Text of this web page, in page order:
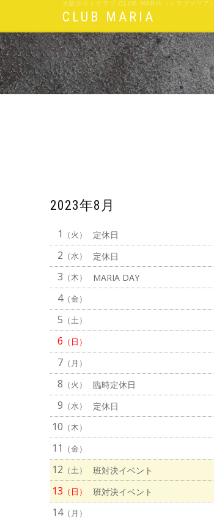
大阪ホストクラブ CLUB MARIA（クラブマリア）
CLUB MARIA
2023年8月
1 （火） 定休日
2 （水） 定休日
3 （木） MARIA DAY
4（金）
5 （土）
6 （日）
7 （月）
8 （火） 臨時定休日
9 （水） 定休日
10 （木）
11 （金）
12 （土） 班対決イベント
13 （日） 班対決イベント
14（月）